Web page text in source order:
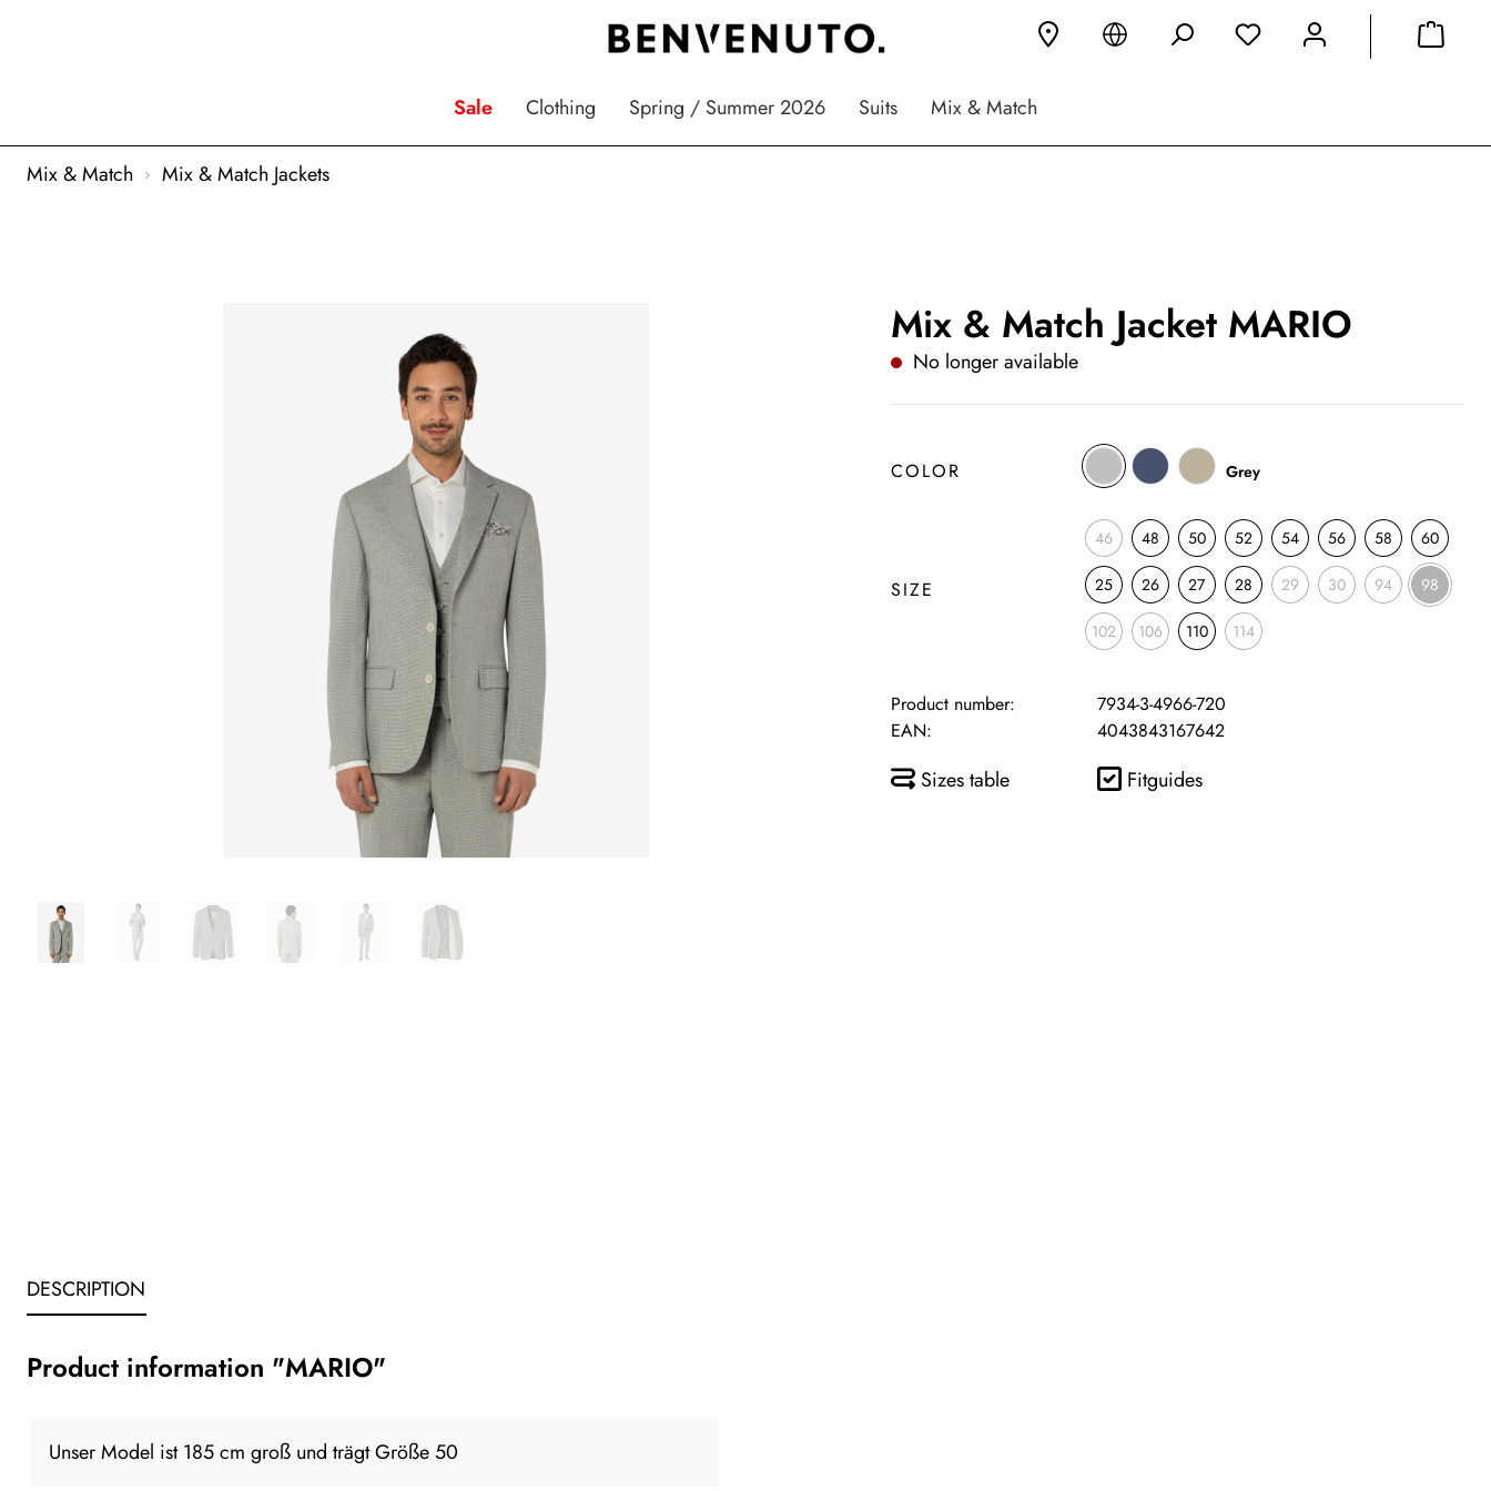
Sale Clothing Spring / Summer 2026 Suits Mix & Match
Mix & Match Mix & Match Jackets
Mix & Match Jacket MARIO
No longer available
COLOR Grey
SIZE
46 48 50 52 54 56 58 60
25 26 27 28 29 30 94 98
102 106 110 114
Product number:
7934-3-4966-720
EAN:
4043843167642
Sizes table Fitguides
DESCRIPTION
Product information "MARIO"
Unser Model ist 185 cm groß und trägt Größe 50